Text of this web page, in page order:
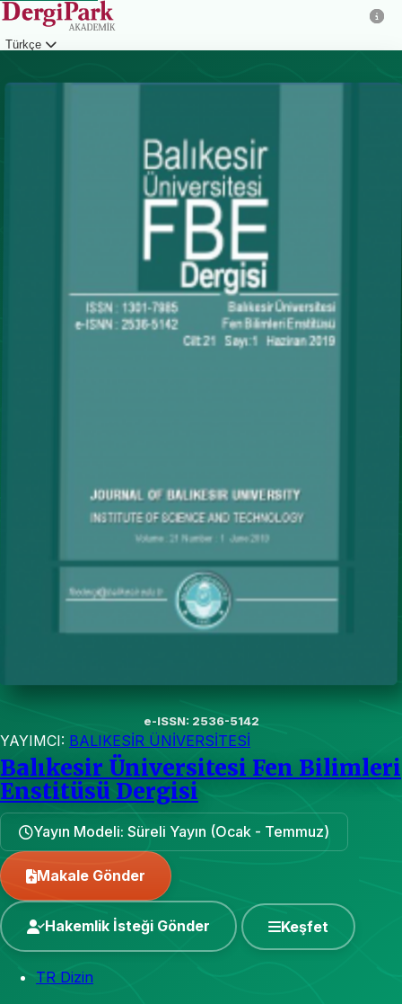
Türkçe
e-ISSN: 2536-5142
YAYIMCI: BALIKESİR ÜNİVERSİTESİ
Balıkesir Üniversitesi Fen Bilimleri
Enstitüsü Dergisi
Yayın Modeli: Süreli Yayın (Ocak - Temmuz)
Makale Gönder
Hakemlik İsteği Gönder Keşfet
TR Dizin